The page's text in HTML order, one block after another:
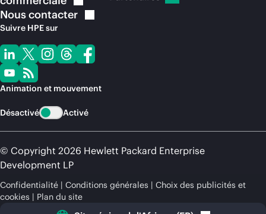
Nouscontacter
Suivre HPE sur
Animation et mouvement
Désactivé Activé
© Copyright 2026 Hewlett Packard Enterprise
Development LP
Confidentialité Conditions générales
Choix des publicités et
cookies
Plan du site